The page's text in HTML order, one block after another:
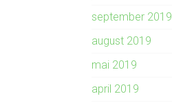
september 2019
august 2019
mai 2019
april 2019